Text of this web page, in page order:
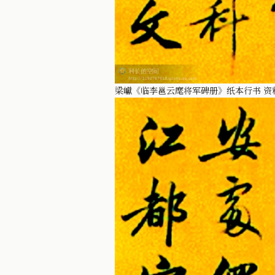
梁巘《临李邕云麾将军碑册》纸本行书 资